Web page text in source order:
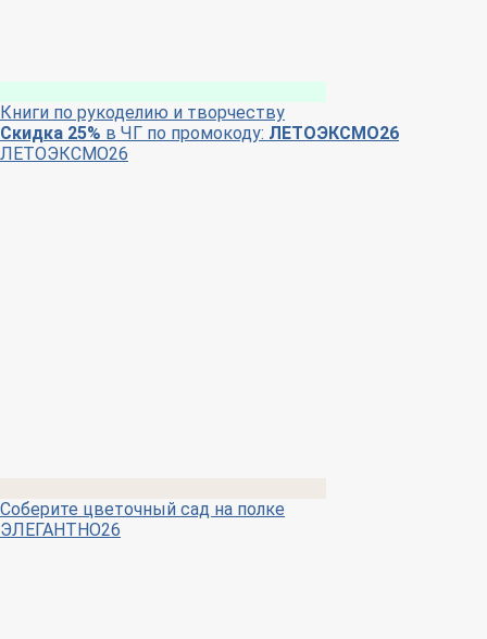
Книги по рукоделию и творчеству
Скидка 25% в ЧГ по промокоду: ЛЕТОЭКСМО26
ЛЕТОЭКСМО26
Соберите цветочный сад на полке
ЭЛЕГАНТНО26